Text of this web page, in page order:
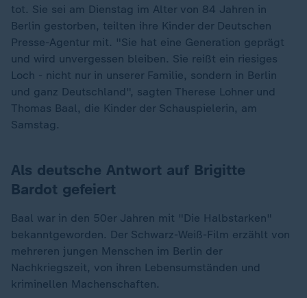
tot. Sie sei am Dienstag im Alter von 84 Jahren in
Berlin gestorben, teilten ihre Kinder der Deutschen
Presse-Agentur mit. "Sie hat eine Generation geprägt
und wird unvergessen bleiben. Sie reißt ein riesiges
Loch - nicht nur in unserer Familie, sondern in Berlin
und ganz Deutschland", sagten Therese Lohner und
Thomas Baal, die Kinder der Schauspielerin, am
Samstag.
Als deutsche Antwort auf Brigitte
Bardot gefeiert
Baal war in den 50er Jahren mit "Die Halbstarken"
bekanntgeworden. Der Schwarz-Weiß-Film erzählt von
mehreren jungen Menschen im Berlin der
Nachkriegszeit, von ihren Lebensumständen und
kriminellen Machenschaften.